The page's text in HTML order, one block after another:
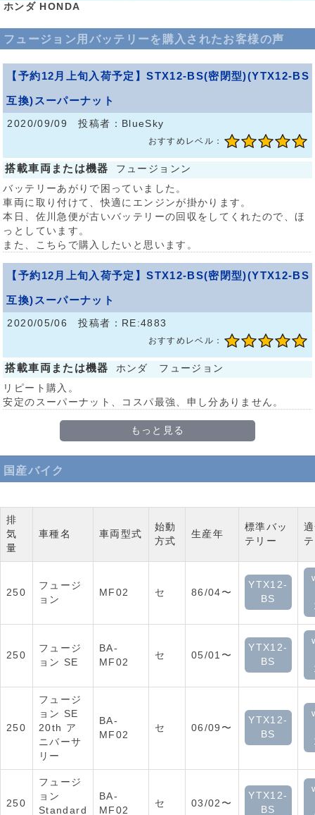
ホンダ HONDA
フュージョン用バッテリーを購入されたお客様の声
【予約12月上旬入荷予定】STX12-BS(密閉型)(YTX12-BS
互換)スーパーナット
2020/09/09 投稿者：BlueSky
おすすめレベル：
搭載車両または機器
フュージョンン
バッテリーあがりで困っていました。
車両に取り付けて、快適にエンジンが掛かります。
本日、佐川急便が古いバッテリーの回収をしてくれたので、ほ
っとしています。
また、こちらで購入したいと思います。
【予約12月上旬入荷予定】STX12-BS(密閉型)(YTX12-BS
互換)スーパーナット
2020/05/06 投稿者：RE:4883
おすすめレベル：
搭載車両または機器
ホンダ フュージョン
リピート購入。
安定のスーパーナット、コスパ最強、申し分ありません。
もっと見る
国産バイク
排
気
量
車種名 車両型式
始動
方式
生産年
標準バッ
テリー
250
フュージ
ョン
MF02 セ 86/04〜
YTX12-
BS
250
フュージ
ョン SE
BA-
MF02
セ 05/01〜
YTX12-
BS
250
フュージ
ョン SE
20th ア
ニバーサ
リー
BA-
MF02
セ 06/09〜
YTX12-
BS
250
フュージ
ョン
Standard
BA-
MF02
セ 03/02〜
YTX12-
BS